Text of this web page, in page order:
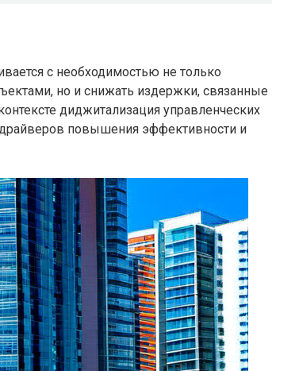
с необходимостью не только
но и снижать издержки, связанные
диджитализация управленческих
повышения эффективности и